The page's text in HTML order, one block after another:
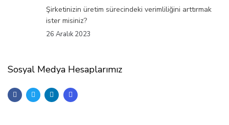
Şirketinizin üretim sürecindeki verimliliğini arttırmak
ister misiniz?
26 Aralık 2023
Sosyal Medya Hesaplarımız